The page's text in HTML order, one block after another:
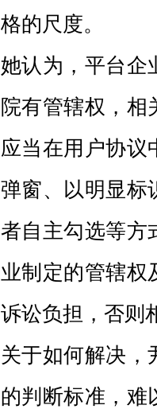
格的尺度。
她认为，平台企
院有管辖权，
应当在用户协议
弹窗、以明显标
者自主勾选等方
业制定的管辖权
诉讼负担，否则
关于如何解决，
的判断标准，难